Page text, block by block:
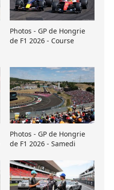
Photos - GP de Hongrie
de F1 2026 - Course
Photos - GP de Hongrie
de F1 2026 - Samedi